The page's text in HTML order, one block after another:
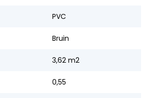
PVC
Bruin
3,62 m2
0,55